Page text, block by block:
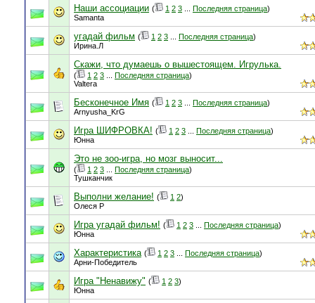
Наши ассоциации ( 1 2 3 Последняя страница)
Samanta
угадай фильм ( 1 2 3 Последняя страница)
Ирина.Л
Скажи, что думаешь о вышестоящем. Игрулька.
( 1 2 3 Последняя страница)
Valtera
Бесконечное Имя ( 1 2 3 Последняя страница)
Arnyusha_KrG
Игра ШИФРОВКА! ( 1 2 3 Последняя страница)
Юнна
Это не зоо-игра, но мозг выносит...
( 1 2 3 Последняя страница)
Тушканчик
Выполни желание! ( 1 2)
Олеся Р
Игра угадай фильм! ( 1 2 3 Последняя страница)
Юнна
Характеристика ( 1 2 3 Последняя страница)
Арни-Победитель
Игра "Ненавижу" ( 1 2 3)
Юнна